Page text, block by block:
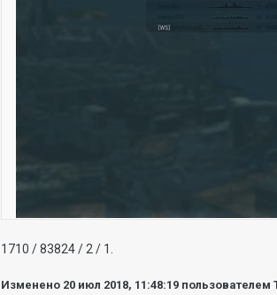
1710 / 83824 / 2 / 1.
Изменено 20 июл 2018, 11:48:19 пользователем